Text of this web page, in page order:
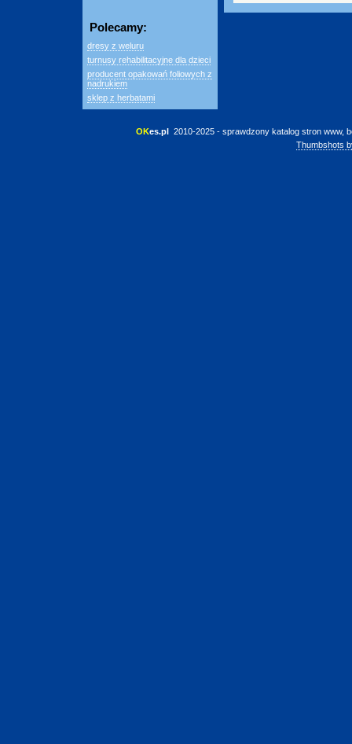
Polecamy:
dresy z weluru
turnusy rehabilitacyjne dla dzieci
producent opakowań foliowych z
nadrukiem
sklep z herbatami
OKes.pl 2010-2025 - sprawdzony katalog stron www,
Thumbshots